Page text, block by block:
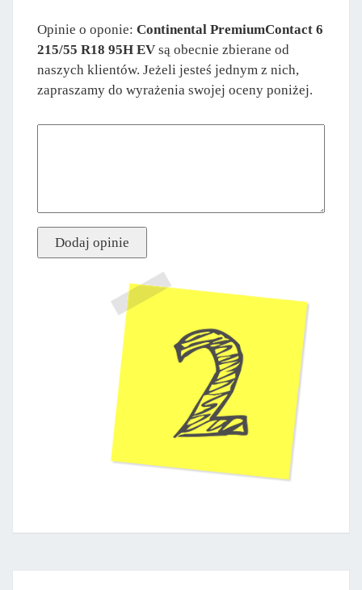
Opinie o oponie: Continental PremiumContact 6
215/55 R18 95H EV są obecnie zbierane od
naszych klientów. Jeżeli jesteś jednym z nich,
zapraszamy do wyrażenia swojej oceny poniżej.